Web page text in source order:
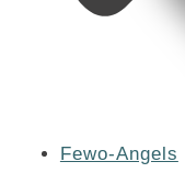
Fewo-Angels